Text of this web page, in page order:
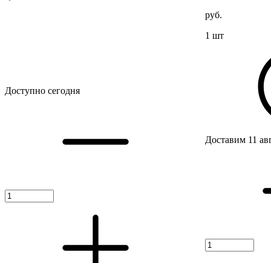
Доступно сегодня
руб.
1 шт
Доставим 11